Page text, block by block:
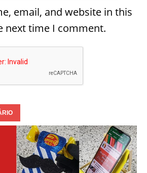
email, and website in this
next time I comment.